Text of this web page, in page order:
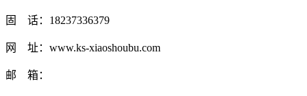
固 话：18237336379
网 址：www.ks-xiaoshoubu.com
邮 箱：